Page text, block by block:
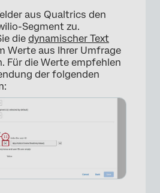
aus Qualtrics den
Segment zu.
die dynamischer Text
Werte aus Ihrer Umfrage
Für die Werte empfehlen
der folgenden